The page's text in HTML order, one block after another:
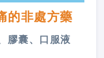
的非處方藥
膠囊、口服液